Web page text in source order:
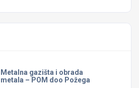
Metalna gazišta i obrada
metala – POM doo Požega